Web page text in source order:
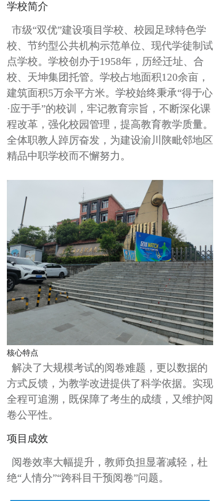
学校简介
市级“双优”建设项目学校、校园足球特色学
校、节约型公共机构示范单位、现代学徒制试
点学校。学校创办于1958年，历经迁址、合
校、天坤集团托管。学校占地面积120余亩，
建筑面积5万余平方米。学校始终秉承“得于心
·应于手”的校训，牢记教育宗旨，不断深化课
程改革，强化校园管理，提高教育教学质量。
全体职教人踔厉奋发，为建设渝川陕毗邻地区
精品中职学校而不懈努力。
核心特点
解决了大规模考试的阅卷难题，更以数据的
方式反馈，为教学改进提供了科学依据。实现
全程可追溯，既保障了考生的成绩，又维护阅
卷公平性。
项目成效
阅卷效率大幅提升，教师负担显著减轻，杜
绝“人情分”“跨科目干预阅卷”问题。